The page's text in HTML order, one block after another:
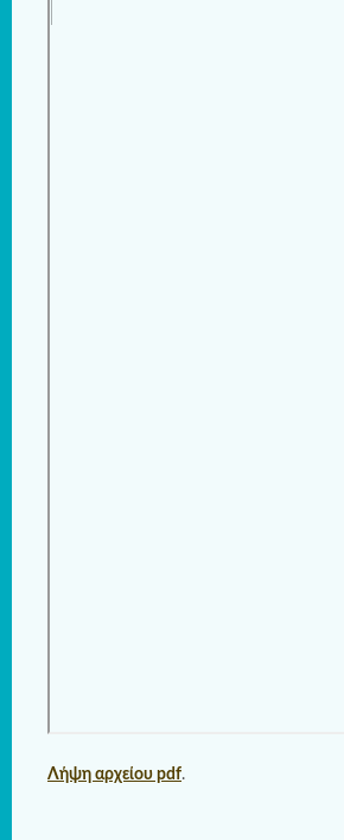
Λήψη αρχείου pdf.